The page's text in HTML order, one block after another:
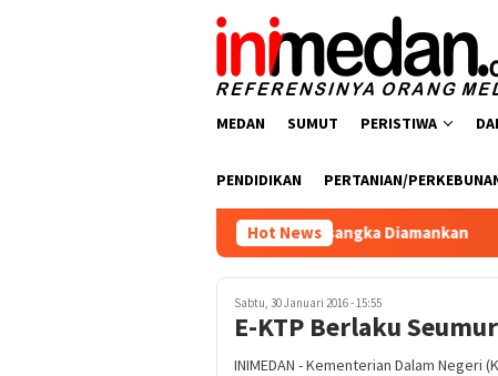
MEDAN SUMUT PERISTIWA
PENDIDIKAN PERTANIAN/
Hot News
Narkotika, Empat Tersangka Diamankan Satgas
Sabtu, 30 Januari 2016 - 15:55
E-KTP Berlaku
INIMEDAN - Kementerian Dalam